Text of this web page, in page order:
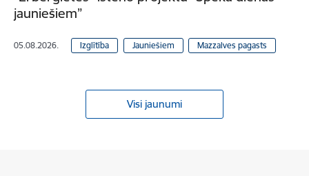
jauniešiem”
05.08.2026. Izglītība Jauniešiem Mazzalves pagasts
Visi jaunumi